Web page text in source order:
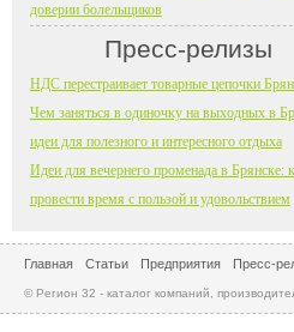
доверии болельщиков
Пресс-релизы
НДС перестраивает товарные цепочки
Чем заняться в одиночку на выходных в
идеи для полезного и интересного отдыха
Идеи для вечернего променада в Брянске:
провести время с пользой и удовольствием
Главная Статьи Предприятия Пресс-
© Регион 32 - каталог компаний,